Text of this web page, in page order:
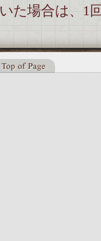
た場合は、1